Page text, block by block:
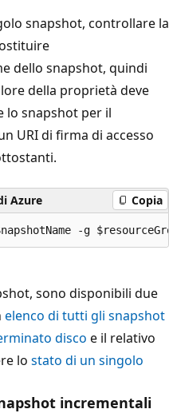
snapshot, controllare la
dello snapshot, quindi
della proprietà deve
lo snapshot per il
URI di firma di accesso
Azure Copia
sono disponibili due
elenco di tutti gli snapshot
disco e il relativo
lo stato di un singolo
incrementali